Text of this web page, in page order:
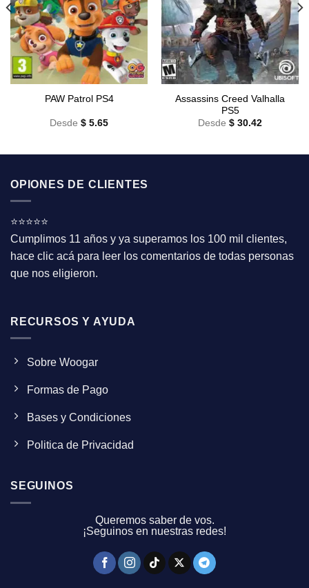
PAW Patrol PS4
Desde $ 5.65
Assassins Creed Valhalla
PS5
Desde $ 30.42
OPIONES DE CLIENTES
⭐⭐⭐⭐⭐
Cumplimos 11 años y ya superamos los 100 mil clientes,
hace clic acá para leer los comentarios de todas personas
que nos eligieron.
RECURSOS Y AYUDA
Sobre Woogar
Formas de Pago
Bases y Condiciones
Politica de Privacidad
SEGUINOS
Queremos saber de vos.
¡Seguinos en nuestras redes!